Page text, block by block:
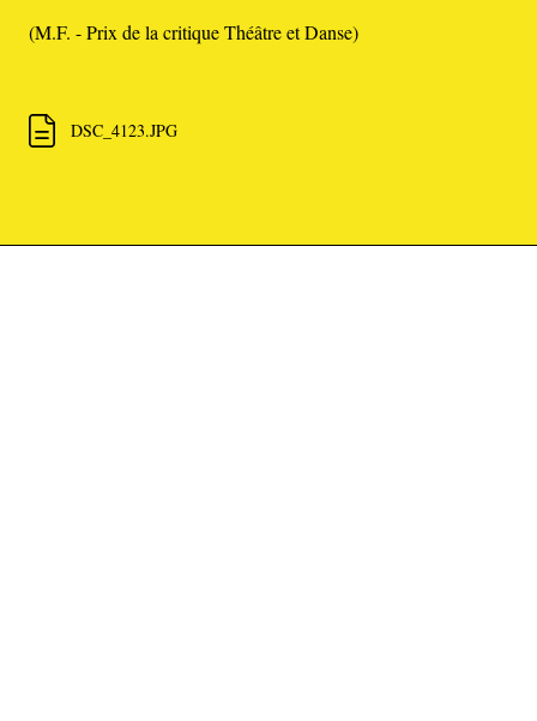
(M.F. - Prix de la critique Théâtre et Danse)
DSC_4123.JPG